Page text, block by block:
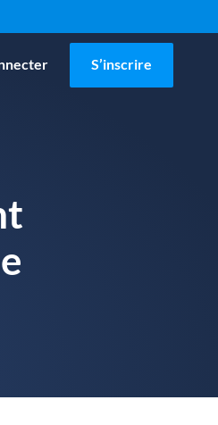
S’inscrire